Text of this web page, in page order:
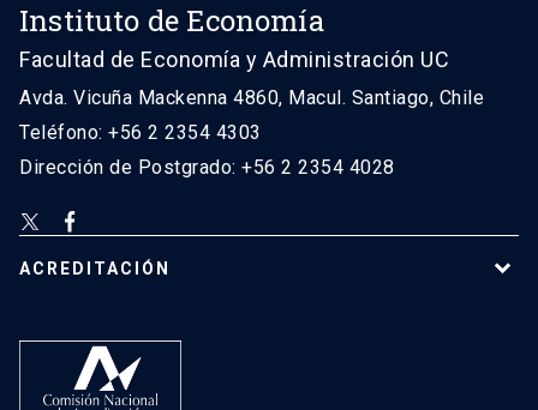
Instituto de Economía
Facultad de Economía y Administración UC
Avda. Vicuña Mackenna 4860, Macul. Santiago, Chile
Teléfono: +56 2 2354 4303
Dirección de Postgrado: +56 2 2354 4028
ACREDITACIÓN